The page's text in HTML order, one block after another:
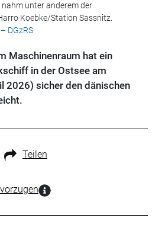
unter anderem der
Koebke/Station Sassnitz.
DGzRS
Maschinenraum hat ein
in der Ostsee am
2026) sicher den dänischen
Teilen